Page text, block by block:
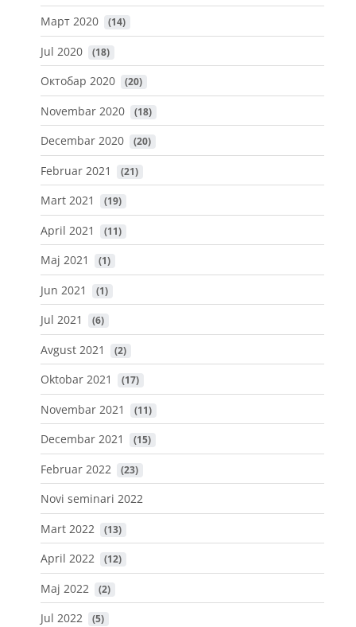
Март 2020 (14)
Jul 2020 (18)
Октобар 2020 (20)
Novembar 2020 (18)
Decembar 2020 (20)
Februar 2021 (21)
Mart 2021 (19)
April 2021 (11)
Maj 2021 (1)
Jun 2021 (1)
Jul 2021 (6)
Avgust 2021 (2)
Oktobar 2021 (17)
Novembar 2021 (11)
Decembar 2021 (15)
Februar 2022 (23)
Novi seminari 2022
Mart 2022
(13)
April 2022 (12)
Maj 2022 (2)
Jul 2022 (5)